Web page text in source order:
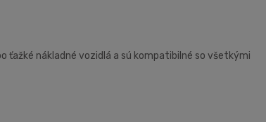
ťažké nákladné vozidlá a sú kompatibilné so všetkými